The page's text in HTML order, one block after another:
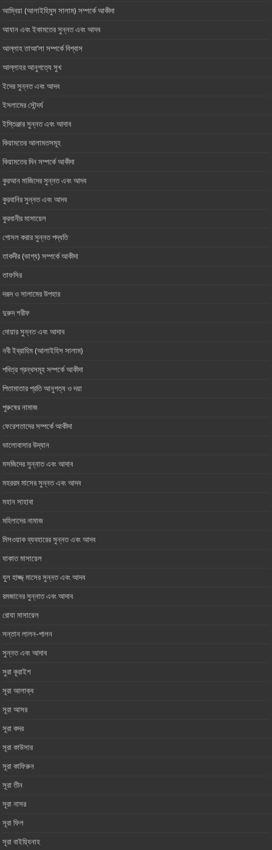
আম্বিয়া (আলাইহিমুস সালাম) সম্পর্কে আকীদা
আযান এবং ইকামতের সুন্নত এবং আদব
আল্লাহ তাআ’লা সম্পর্কে বিশ্বাস
আল্লাহর আনুগত্যে সুখ
ইদের সুন্নত এবং আদব
ইসলামের সৌন্দর্য
ইস্তিঞ্জার সুন্নত এবং আদাব
কিয়ামতের আলামতসমূহ
কিয়ামতের দিন সম্পর্কে আকীদা
কুরআন মাজিদের সুন্নত এবং আদব
কুরবানির সুন্নত এবং আদব
কুরবানীর মাসায়েল
গোসল করার সুন্নত পদ্ধতি
তাকদীর (ভাগ্য) সম্পর্কে আকীদা
তাফসির
দরূদ ও সালামের উপহার
দুরুদ শরীফ
দোয়ার সুন্নত এবং আদাব
নবী ইব্রাহিম (আলাইহিস সালাম)
পবিত্র গ্রন্থসমূহ সম্পর্কে আকীদা
পিতামাতার প্রতি আনুগত্য ও ‎দয়া
পুরুষের নামাজ
ফেরেশতাদের সম্পর্কে আকীদা
ভালোবাসার ‎উদ্যান
মসজিদের সুন্নাত এবং আদাব
মহররম মাসের সুন্নত এবং আদব
মহান সাহাবা
মহিলাদের নামাজ
মিসওয়াক ব্যবহারের সুন্নত এবং আদব
যাকাত মাসায়েল
যুল হাজ্জ্ মাসের সুন্নত এবং আদব
রমজানের সুন্নাত এবং আদাব
রোযা মাসায়েল
সন্তান লালন-পালন
সুন্নত এবং আদাব
সুরা কূরাইশ
সূরা আলাক্ব
সূরা কদর
সূরা কাউসার
সূরা কাফিরুন
সূরা তীন
সূরা নাসর
সূরা ফিল
সূরা বাইয়্যিনাহ